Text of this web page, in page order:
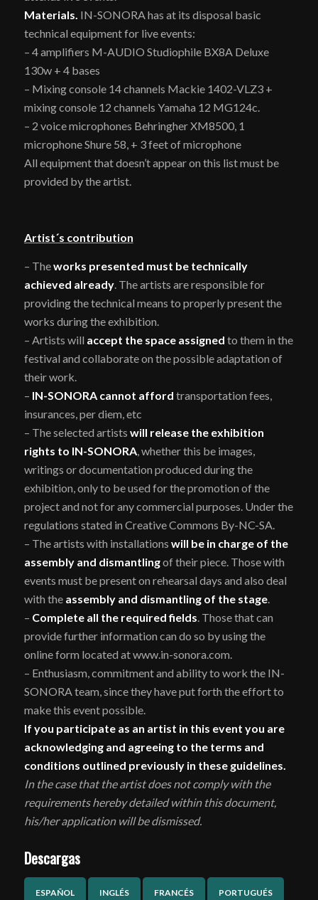
Materials. IN-SONORA has at its disposal basic
technical equipment for live events:
– 4 amplifiers M-AUDIO Studiophile BX8A Deluxe
130w + 4 bases
– Mixing console 14 channels Mackie 1402-VLZ3 +
mixing console 12 channels Yamaha 12 MG124c.
– 2 voice microphones Behringher XM8500, 1
microphone Shure 58, + 3 feet of microphone
All equipment that doesn’t appear on this list must be
provided by the artist.
Artist´s contribution
– Theworks presented must be technically
achieved already. The artists are responsible for
providing the technical means to properly present the
works during the exhibition.
– Artists will accept the space assigned to them in the
festival and collaborate on the possible adaptation of
their work.
– IN-SONORA cannot afford transportation fees,
insurances, per diem, etc
– The selected artists will release the exhibition
rights to IN-SONORA, whether this be images,
writings or documentation produced during the
exhibition, only to be used for the promotion of the
project and not for any commercial purposes. Under the
regulations stated in Creative Commons By-NC-SA.
– The artists with installations will be in charge of the
assembly and dismantlingof their piece. Those with
events must be present on rehearsal days and also deal
with the assembly and dismantling of the stage.
– Complete all the required fields . Those that can
provide further information can do so by using the
online form located at www.in-sonora.com.
– Enthusiasm, commitment and ability to work the IN-
SONORA team, since they have put forth the effort to
make this event possible.
If you participate as an artist in this event you are
acknowledging and agreeing to the terms and
conditions outlined previously in these guidelines.
In the case that the artist does not comply with the
requirements hereby detailed within this document,
his/her application will be dismissed.
Descargas
ESPAÑOL INGLÉS FRANCÉS PORTUGUÉS